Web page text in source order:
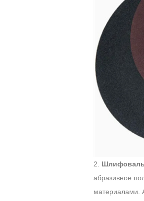
2.
абразивное
материалами.